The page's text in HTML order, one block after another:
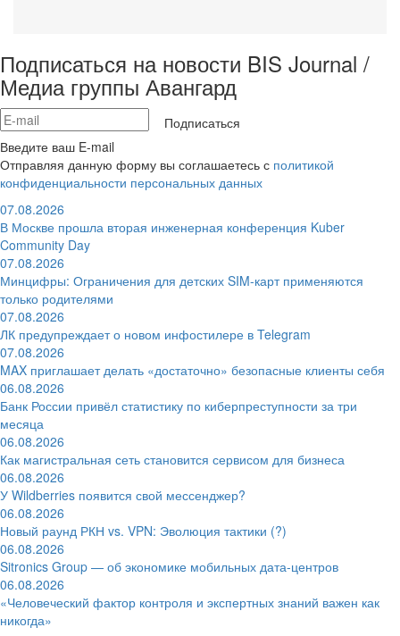
Подписаться на новости BIS Journal /
Медиа группы Авангард
Подписаться
Введите ваш E-mail
Отправляя данную форму вы соглашаетесь с политикой
конфиденциальности персональных данных
07.08.2026
В Москве прошла вторая инженерная конференция Kuber
Community Day
07.08.2026
Минцифры: Ограничения для детских SIM-карт применяются
только родителями
07.08.2026
ЛК предупреждает о новом инфостилере в Telegram
07.08.2026
MAX приглашает делать «достаточно» безопасные клиенты себя
06.08.2026
Банк России привёл статистику по киберпреступности за три
месяца
06.08.2026
Как магистральная сеть становится сервисом для бизнеса
06.08.2026
У Wildberries появится свой мессенджер?
06.08.2026
Новый раунд РКН vs. VPN: Эволюция тактики (?)
06.08.2026
Sitronics Group — об экономике мобильных дата-центров
06.08.2026
«Человеческий фактор контроля и экспертных знаний важен как
никогда»